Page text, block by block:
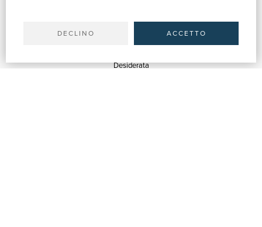
DECLINO ACCETTO
Spedizioni
Desiderata